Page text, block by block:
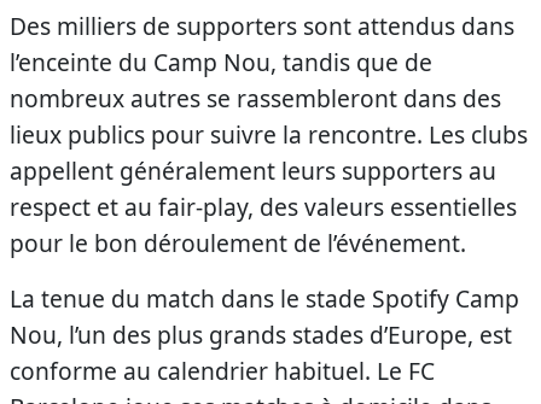
Des milliers de supporters sont attendus dans
l’enceinte du Camp Nou, tandis que de
nombreux autres se rassembleront dans des
lieux publics pour suivre la rencontre. Les clubs
appellent généralement leurs supporters au
respect et au fair-play, des valeurs essentielles
pour le bon déroulement de l’événement.
La tenue du match dans le stade Spotify Camp
Nou, l’un des plus grands stades d’Europe, est
conforme au calendrier habituel. Le FC